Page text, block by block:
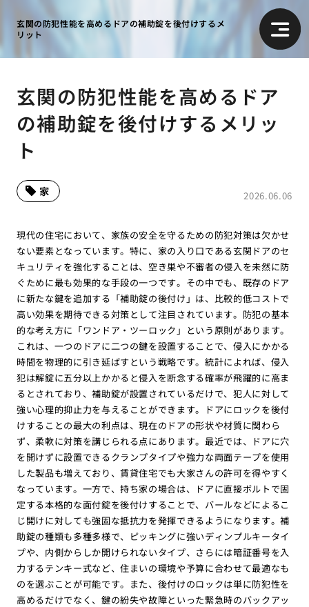
玄関の防犯性能を高めるドアの補助錠を後付けするメ
リット
玄関の防犯性能を高めるドア
の補助錠を後付けするメリッ
ト
2026.06.06
家
現代の住宅において、家族の安全を守るための防犯対策は欠かせ
ない要素となっています。特に、家の入り口である玄関ドアのセ
キュリティを強化することは、空き巣や不審者の侵入を未然に防
ぐために最も効果的な手段の一つです。その中でも、既存のドア
に新たな鍵を追加する「補助錠の後付け」は、比較的低コストで
高い効果を期待できる対策として注目されています。防犯の基本
的な考え方に「ワンドア・ツーロック」という原則があります。
これは、一つのドアに二つの鍵を設置することで、侵入にかかる
時間を物理的に引き延ばすという戦略です。統計によれば、侵入
犯は解錠に五分以上かかると侵入を断念する確率が飛躍的に高ま
るとされており、補助錠が設置されているだけで、犯人に対して
強い心理的抑止力を与えることができます。ドアにロックを後付
けすることの最大の利点は、現在のドアの形状や材質に関わら
ず、柔軟に対策を講じられる点にあります。最近では、ドアに穴
を開けずに設置できるクランプタイプや強力な両面テープを使用
した製品も増えており、賃貸住宅でも大家さんの許可を得やすく
なっています。一方で、持ち家の場合は、ドアに直接ボルトで固
定する本格的な面付錠を後付けすることで、バールなどによるこ
じ開けに対しても強固な抵抗力を発揮できるようになります。補
助錠の種類も多種多様で、ピッキングに強いディンプルキータイ
プや、内側からしか開けられないタイプ、さらには暗証番号を入
力するテンキー式など、住まいの環境や予算に合わせて最適なも
のを選ぶことが可能です。また、後付けのロックは単に防犯性を
高めるだけでなく、鍵の紛失や故障といった緊急時のバックアッ